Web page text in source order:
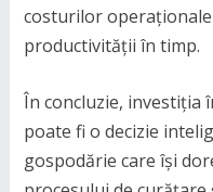
costurilor
productivității în timp.
În concluzie, investiția
poate fi o decizie
gospodărie care își